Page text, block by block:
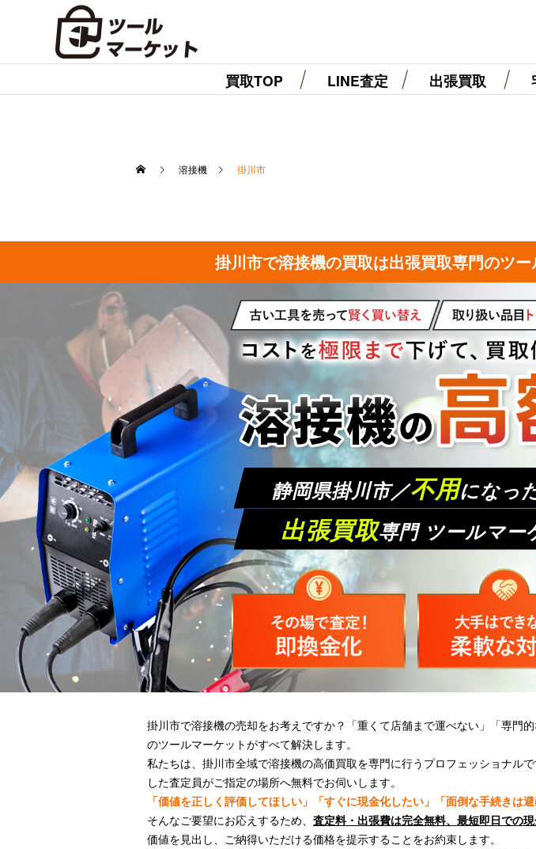
買取TOP LINE査定 出張買取
溶接機 掛川市
掛川市で溶接機の買取は出張買取専門のツ
静岡県掛川市／不用になっ
出張買取専門 ツールマー
掛川市で溶接機の売却をお考えですか？「重くて店舗まで運べない」「専門
のツールマーケットがすべて解決します。
私たちは、掛川市全域で溶接機の高価買取を専門に行うプロフェッショナル
した査定員がご指定の場所へ無料でお伺いします。
「価値を正しく評価してほしい」「すぐに現金化したい」「面倒な手続きは避
そんなご要望にお応えするため、 査定料・出張費は完全無料、最短即日での現
価値を見出し、ご納得いただける価格を提示することをお約束します。